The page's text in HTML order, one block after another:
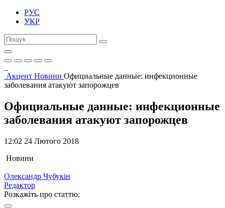
РУС
УКР
Акцент Новини Официальные данные: инфекционные
заболевания атакуют запорожцев
Официальные данные: инфекционные
заболевания атакуют запорожцев
12:02 24 Лютого 2018
Новини
Олександр Чубукін
Редактор
Розкажіть про статтю: